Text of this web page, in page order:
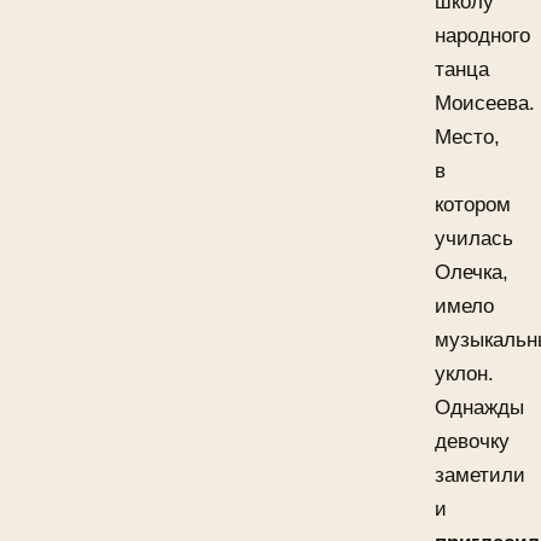
народного
танца
Моисеева.
Место,
в
котором
училась
Олечка,
имело
уклон.
Однажды
девочку
заметили
и